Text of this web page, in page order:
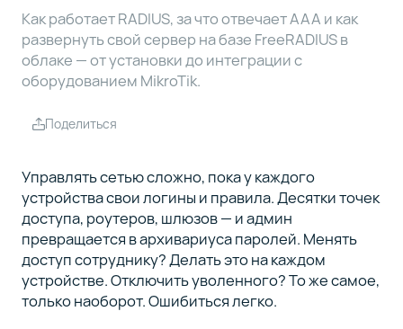
практике
3
Облачный
и базовая
настройка
RADIUS
5
Проверка
RADIUS-
сервера
Как работает RADIUS, за что отвечает AAA и как
развернуть свой сервер на базе FreeRADIUS в
облаке — от установки до интеграции с
оборудованием MikroTik.
Поделиться
Управлять сетью сложно, пока у каждого
устройства свои логины и правила. Десятки точек
доступа, роутеров, шлюзов — и админ
превращается в архивариуса паролей. Менять
доступ сотруднику? Делать это на каждом
устройстве. Отключить уволенного? То же самое,
только наоборот. Ошибиться легко.